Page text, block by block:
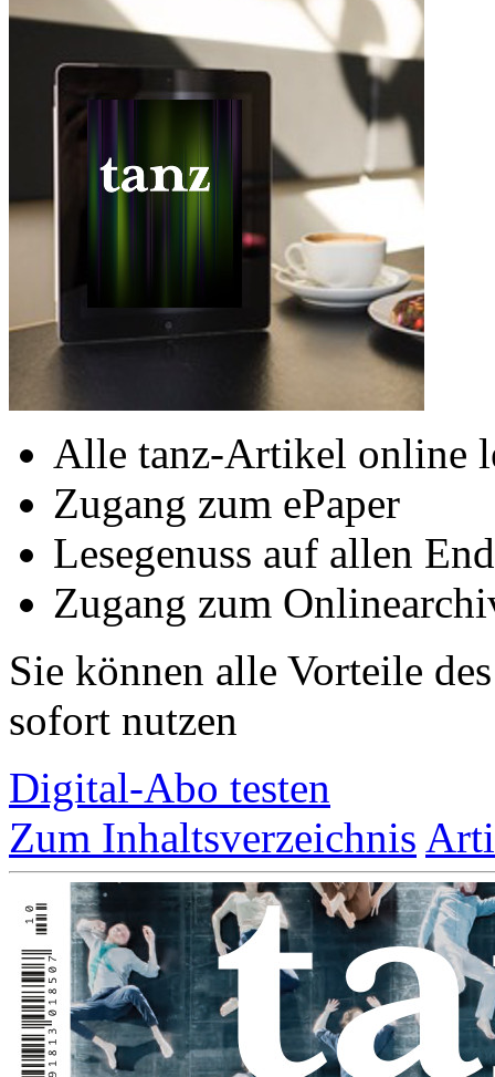
Alle tanz-Artikel online
Zugang zum ePaper
Lesegenuss auf allen
Zugang zum
Sie können alle Vorteile
sofort nutzen
Digital-Abo testen
Zum Inhaltsverzeichnis